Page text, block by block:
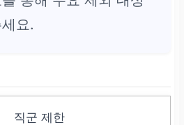
요.
직군 제한